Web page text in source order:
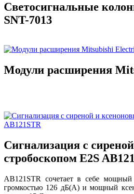
Светосигнальные
SNT-7013
Модули расширения
Сигнализация с
стробоскопом E2S
AB121STR сочетает в себе мощный
громкостью 126 дБ(A) и мощный